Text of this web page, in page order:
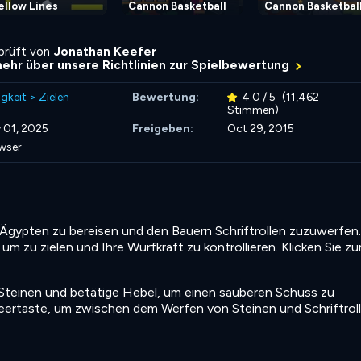
Lines Cannon Basketball Cannon
von Jonathan Keefer
über unsere Richtlinien zur Spielbewertung
> Zielen Bewertung: 4.0 / 5 (11,462
Stimmen)
01, 2025
Freigeben:
Oct 29, 2015
zu bereisen und den Bauern Schriftrollen zuzuwerfen.
zu zielen und Ihre Wurfkraft zu kontrollieren. Klicken Sie
und betätige Hebel, um einen sauberen Schuss zu
um zwischen dem Werfen von Steinen und